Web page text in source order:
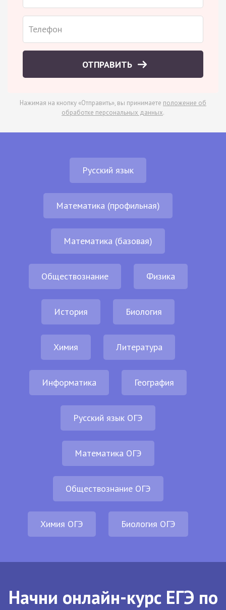
ОТПРАВИТЬ
Нажимая на кнопку «Отправить», вы принимаете положение об
обработке персональных данных.
Русский язык
Математика (профильная)
Математика (базовая)
Обществознание Физика
История Биология
Химия Литература
Информатика География
Русский язык ОГЭ
Математика ОГЭ
Обществознание ОГЭ
Химия ОГЭ Биология ОГЭ
Начни онлайн-курс ЕГЭ по